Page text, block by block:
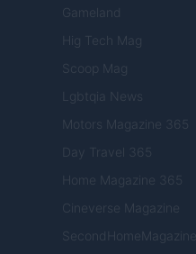
Gameland
Hig Tech Mag
Scoop Mag
Lgbtqia News
Motors Magazine 365
Day Travel 365
Home Magazine 365
Cineverse Magazine
SecondHomeMagazine